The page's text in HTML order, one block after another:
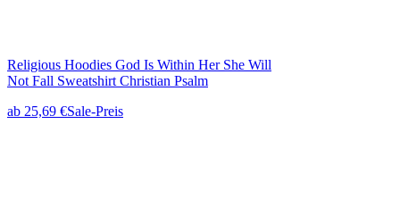
Religious Hoodies God Is Within Her She Will
Not Fall Sweatshirt Christian Psalm
ab 25,69 €Sale-Preis